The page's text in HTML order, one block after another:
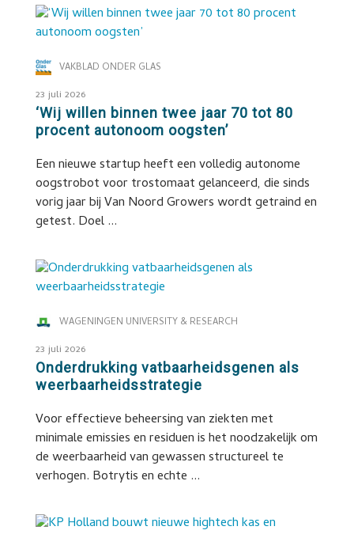
VAKBLAD ONDER GLAS
23 juli 2026
‘Wij willen binnen twee jaar 70 tot 80
procent autonoom oogsten’
Een nieuwe startup heeft een volledig autonome
oogstrobot voor trostomaat gelanceerd, die sinds
vorig jaar bij Van Noord Growers wordt getraind en
getest. Doel ...
WAGENINGEN UNIVERSITY & RESEARCH
23 juli 2026
Onderdrukking vatbaarheidsgenen als
weerbaarheidsstrategie
Voor effectieve beheersing van ziekten met
minimale emissies en residuen is het noodzakelijk om
de weerbaarheid van gewassen structureel te
verhogen. Botrytis en echte ...